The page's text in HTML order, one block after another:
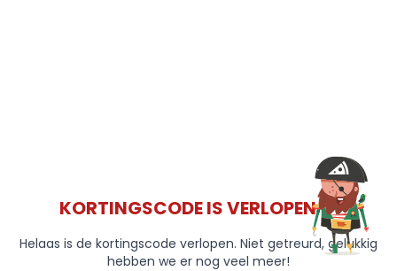
KORTINGSCODE IS VERLOPEN 😞
Helaas is de kortingscode verlopen. Niet getreurd, gelukkig
hebben we er nog veel meer!